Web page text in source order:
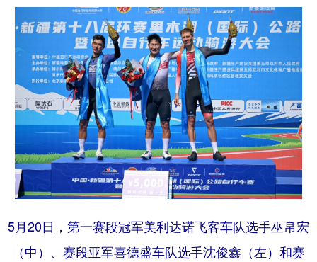
5月20日，第一赛段冠军美利达诺飞客车队选手巫帛宏
（中）、赛段亚军喜德盛车队选手沈俊鑫（左）和赛